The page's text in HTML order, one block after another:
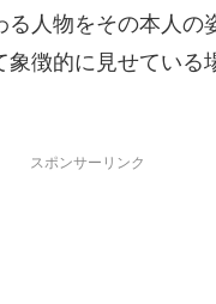
人物をその本人の
象徴的に見せている
スポンサーリンク